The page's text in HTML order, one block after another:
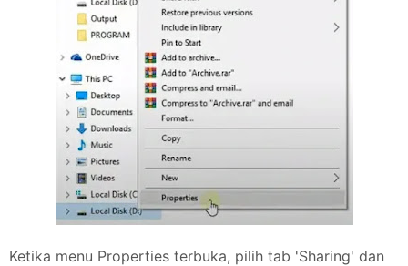
Ketika menu Properties terbuka, pilih tab 'Sharing' dan